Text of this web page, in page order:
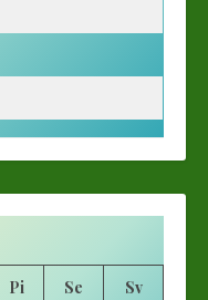
Pi Se Sv